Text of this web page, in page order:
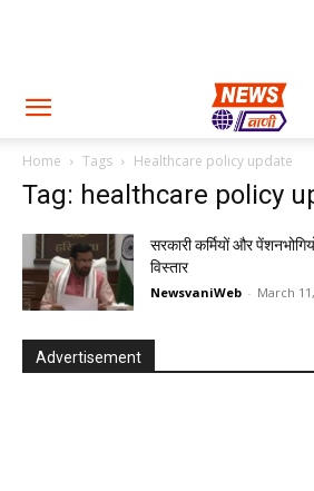
Home Tags Healthcare policy update
Tag: healthcare policy
सरकारी कर्मियों और
विस्तार
NewsvaniWeb - March
Advertisement